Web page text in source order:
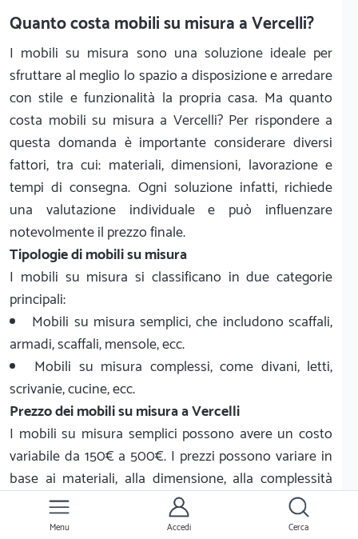
Quanto costa mobili su misura a Vercelli?
I mobili su misura sono una soluzione ideale per
sfruttare al meglio lo spazio a disposizione e arredare
con stile e funzionalità la propria casa. Ma quanto
costa mobili su misura a Vercelli? Per rispondere a
questa domanda è importante considerare diversi
fattori, tra cui: materiali, dimensioni, lavorazione e
tempi di consegna. Ogni soluzione infatti, richiede
una valutazione individuale e può influenzare
notevolmente il prezzo finale.
Tipologie di mobili su misura
I mobili su misura si classificano in due categorie
principali:
Mobili su misura semplici, che includono scaffali,
armadi, scaffali, mensole, ecc.
Mobili su misura complessi, come divani, letti,
scrivanie, cucine, ecc.
Prezzo dei mobili su misura a Vercelli
I mobili su misura semplici possono avere un costo
variabile da 150€ a 500€. I prezzi possono variare in
base ai materiali, alla dimensione, alla complessità
della lavorazione e ai tempi di consegna. Di seguito
una tabella con alcuni esempi di prezzo dei mobili su
Menu Accedi Cerca